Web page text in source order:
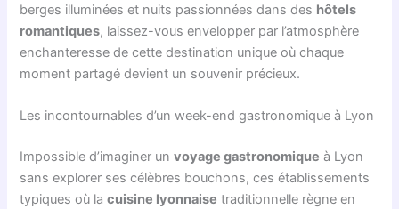
berges illuminées et nuits passionnées dans des hôtels
romantiques, laissez-vous envelopper par l’atmosphère
enchanteresse de cette destination unique où chaque
moment partagé devient un souvenir précieux.
Les incontournables d’un week-end gastronomique à Lyon
Impossible d’imaginer unvoyage gastronomique à Lyon
sans explorer ses célèbres bouchons, ces établissements
typiques où lacuisine lyonnaise traditionnelle règne en